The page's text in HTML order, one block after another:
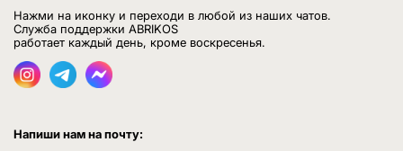
Нажми на иконку и переходи в любой из наших чатов.
Служба поддержки ABRIKOS
работает каждый день, кроме воскресенья.
Напиши нам на почту: